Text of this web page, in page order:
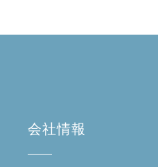
会社情報